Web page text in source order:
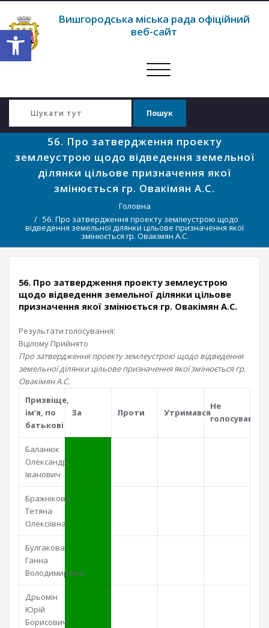
Відкрити Панель інструментів
Вишгородська міська рада офіційний
веб-сайт
Перемкнути
56. Про затвердження проекту
землеустрою щодо відведення земельної
ділянки цільове призначення якої
змінюється гр. Овакімян А.С.
Головна
56. Про затвердження проекту землеустрою щодо
відведення земельної ділянки цільове призначення якої
змінюється гр. Овакімян А.С.
56. Про затвердження проекту землеустрою
щодо відведення земельної ділянки цільове
призначення якої змінюється гр. Овакімян А.С.
Результати голосування:
Вцілому Прийнято
Про затвердження проекту землеустрою щодо відведення
земельної ділянки цільове призначення якої змінюється гр.
Овакімян А.С.
Призвiще,
iм’я, по
батьковi
За Проти Утримався
Не
голосував
Баланюк
Олександр
Іванович
Бражнікова
Тетяна
Олексіївна
Булгакова
Ганна
Володимирівна
Дрьомін
Юрій
Борисович